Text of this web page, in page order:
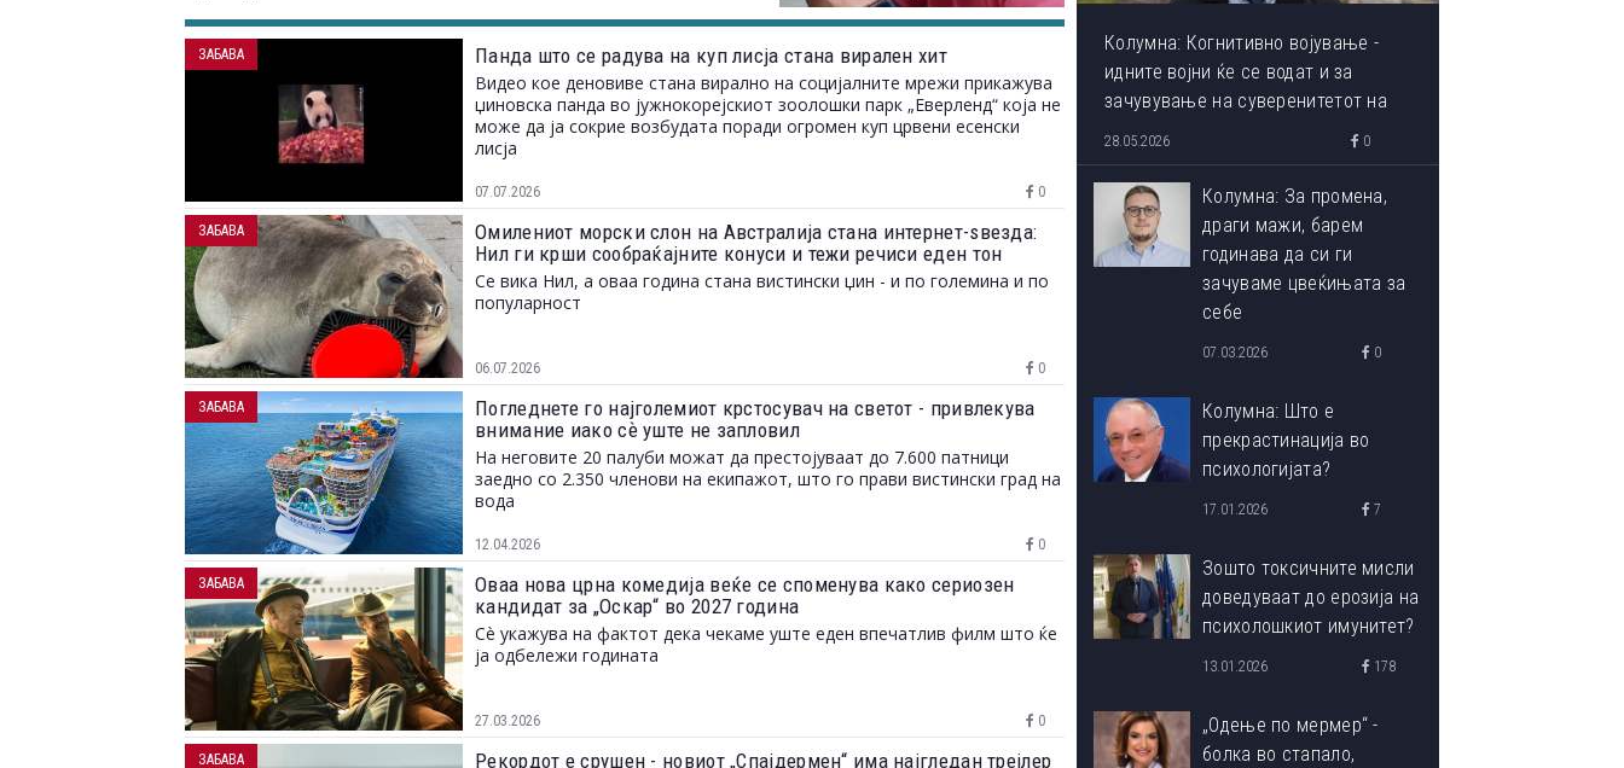
Панда што се радува на куп лисја стана вирален хит
Видео кое деновиве стана вирално на социјалните мрежи прикажува
џиновска панда во јужнокорејскиот зоолошки парк „Еверленд“ која не
може да ја сокрие возбудата поради огромен куп црвени есенски
лисја
07.07.2026 0
ЗАБАВА
Омилениот морски слон на Австралија стана интернет-ѕвезда:
Нил ги крши сообраќајните конуси и тежи речиси еден тон
Се вика Нил, а оваа година стана вистински џин - и по големина и по
популарност
06.07.2026 0
ЗАБАВА
Погледнете го најголемиот крстосувач на светот - привлекува
внимание иако сѐ уште не запловил
На неговите 20 палуби можат да престојуваат до 7.600 патници
заедно со 2.350 членови на екипажот, што го прави вистински град на
вода
12.04.2026 0
ЗАБАВА
Оваа нова црна комедија веќе се споменува како сериозен
кандидат за „Оскар“ во 2027 година
Сè укажува на фактот дека чекаме уште еден впечатлив филм што ќе
ја одбележи годината
27.03.2026 0
ЗАБАВА
Рекордот е срушен - новиот „Спајдермен“ има најгледан трејлер
ЗАБАВА
Колумна: Когнитивно војување -
идните војни ќе се водат и за
зачувување на суверенитетот на
сопствениот ум
28.05.2026 0
Колумна: За промена,
драги мажи, барем
годинава да си ги
зачуваме цвеќињата за
себе
07.03.2026 0
Колумна: Што е
прекрастинација во
психологијата?
17.01.2026 7
Зошто токсичните мисли
доведуваат до ерозија на
психолошкиот имунитет?
13.01.2026 178
„Одење по мермер“ -
болка во стапало,